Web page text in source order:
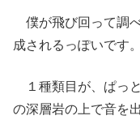
僕が飛び回って調
成されるっぽいです。
１種類目が、ぱっ
の深層岩の上で音を